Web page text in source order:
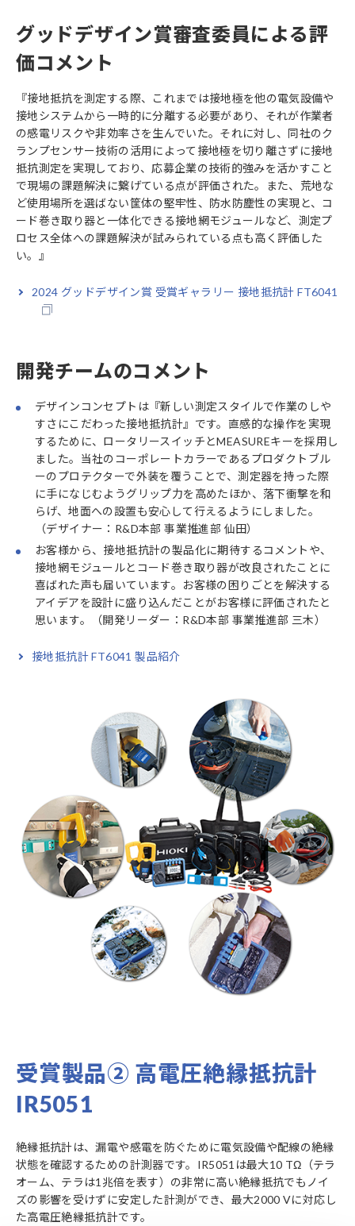
グッドデザイン賞審査委員による評
価コメント
『接地抵抗を測定する際、これまでは接地極を他の電気設備や
接地システムから一時的に分離する必要があり、それが作業者
の感電リスクや非効率さを生んでいた。それに対し、同社のク
ランプセンサー技術の活用によって接地極を切り離さずに接地
抵抗測定を実現しており、応募企業の技術的強みを活かすこと
で現場の課題解決に繋げている点が評価された。また、荒地な
ど使用場所を選ばない筐体の堅牢性、防水防塵性の実現と、コ
ード巻き取り器と一体化できる接地網モジュールなど、測定プ
ロセス全体への課題解決が試みられている点も高く評価した
い。』
2024 グッドデザイン賞 受賞ギャラリー 接地抵抗計 FT6041
開発チームのコメント
デザインコンセプトは『新しい測定スタイルで作業のしや
すさにこだわった接地抵抗計』です。直感的な操作を実現
するために、ロータリースイッチとMEASUREキーを採用し
ました。当社のコーポレートカラーであるプロダクトブル
ーのプロテクターで外装を覆うことで、測定器を持った際
に手になじむようグリップ力を高めたほか、落下衝撃を和
らげ、地面への設置も安心して行えるようにしました。
（デザイナー：R&D本部 事業推進部 仙田）
お客様から、接地抵抗計の製品化に期待するコメントや、
接地網モジュールとコード巻き取り器が改良されたことに
喜ばれた声も届いています。お客様の困りごとを解決する
アイデアを設計に盛り込んだことがお客様に評価されたと
思います。（開発リーダー：R&D本部 事業推進部 三木）
接地抵抗計 FT6041 製品紹介
受賞製品② 高電圧絶縁抵抗計
IR5051
絶縁抵抗計は、漏電や感電を防ぐために電気設備や配線の絶縁
状態を確認するための計測器です。IR5051は最大10 TΩ（テラ
オーム、テラは1兆倍を表す）の非常に高い絶縁抵抗でもノイ
ズの影響を受けずに安定した計測ができ、最大2000 Vに対応し
た高電圧絶縁抵抗計です。